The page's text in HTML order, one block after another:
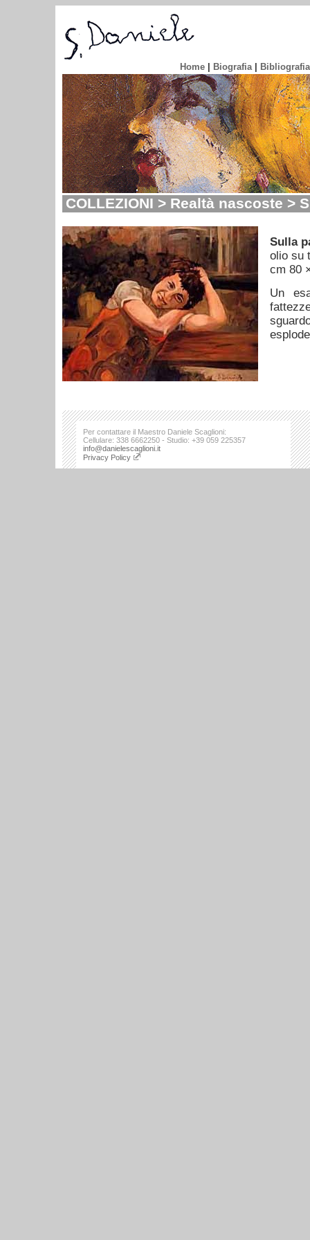
Home Biografia| Bibliografia
COLLEZIONI > Realtà nascoste >
Sulla
olio su
cm 80
Un
Per contattare il Maestro Daniele Scaglioni:
Cellulare: 338 6662250 - Studio: +39 059 225357
info@danielescaglioni.it
Privacy Policy